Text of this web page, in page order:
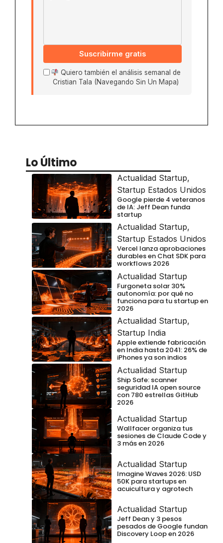
Suscribirme gratis
Quiero también el análisis semanal de
Cristian Tala (Navegando Sin Un Mapa)
Lo Último
Actualidad Startup,
Startup Estados Unidos
Google pierde 4 veteranos
de IA: Jeff Dean funda
startup
Actualidad Startup,
Startup Estados Unidos
Vercel lanza aprobaciones
durables en Chat SDK para
workflows 2026
Actualidad Startup
Furgoneta solar 30%
autonomía: por qué no
funciona para tu startup en
2026
Actualidad Startup,
Startup India
Apple extiende fabricación
en India hasta 2041: 26% de
iPhones ya son indios
Actualidad Startup
Ship Safe: scanner
seguridad IA open source
con 780 estrellas GitHub
2026
Actualidad Startup
Wallfacer organiza tus
sesiones de Claude Code y
3 más en 2026
Actualidad Startup
Imagine Waves 2026: USD
50K para startups en
acuicultura y agrotech
Actualidad Startup
Jeff Dean y 3 pesos
pesados de Google fundan
Discovery Loop en 2026